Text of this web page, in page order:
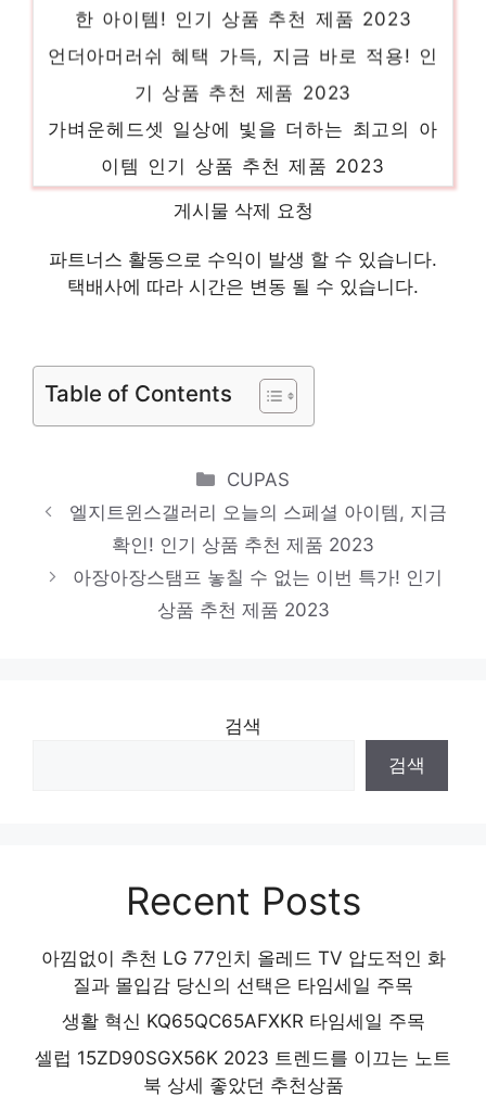
한 아이템! 인기 상품 추천 제품 2023
언더아머러쉬 혜택 가득, 지금 바로 적용! 인
기 상품 추천 제품 2023
가벼운헤드셋 일상에 빛을 더하는 최고의 아
이템 인기 상품 추천 제품 2023
쿠쿠마스터쉐프 절대 후회하지 않을 최고의
만두피 당신만의 특별한 아이템! 인기 상품
추천 제품 2023
품 추천 제품 2023
게시물 삭제 요청
파트너스 활동으로 수익이 발생 할 수 있습니다.
택배사에 따라 시간은 변동 될 수 있습니다.
Table of Contents
Categories
CUPAS
엘지트윈스갤러리 오늘의 스페셜 아이템, 지금
확인! 인기 상품 추천 제품 2023
아장아장스탬프 놓칠 수 없는 이번 특가! 인기
상품 추천 제품 2023
검색
검색
Recent Posts
아낌없이 추천 LG 77인치 올레드 TV 압도적인 화
질과 몰입감 당신의 선택은 타임세일 주목
생활 혁신 KQ65QC65AFXKR 타임세일 주목
셀럽 15ZD90SGX56K 2023 트렌드를 이끄는 노트
북 상세 좋았던 추천상품